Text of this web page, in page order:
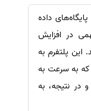
داده
در افزایش
پلتفرم به
که به سرعت به
در نتیجه، به